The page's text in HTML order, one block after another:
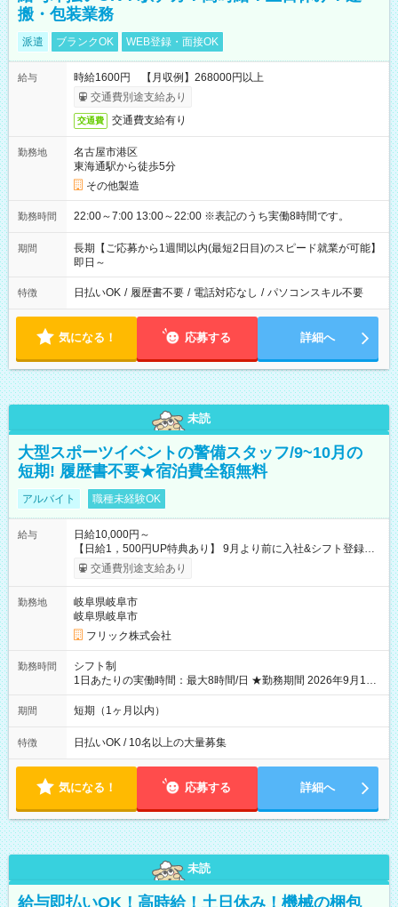
搬・包装業務
派遣 ブランクOK WEB登録・面接OK
給与
時給1600円 【月収例】268000円以上
交通費別途支給あり
交通費 交通費支給有り
勤務地
名古屋市港区
東海通駅から徒歩5分
その他製造
勤務時間 22:00～7:00 13:00～22:00 ※表記のうち実働8時間です。
期間
長期【ご応募から1週間以内(最短2日目)のスピード就業が可能】
即日～
特徴 日払いOK / 履歴書不要 / 電話対応なし / パソコンスキル不要
気になる！ 応募する 詳細へ
未読
大型スポーツイベントの警備スタッフ/9~10月の
短期! 履歴書不要★宿泊費全額無料
アルバイト 職種未経験OK
給与
日給10,000円～
【日給1，500円UP特典あり】 9月より前に入社&シフト登録す
ると 期間中(9/16~10/23) の日給がUP! 日給1万1500円でしっか
り稼げます♪ 【試用期間】試用期間なし
交通費別途支給あり
勤務地
岐阜県岐阜市
岐阜県岐阜市
フリック株式会社
勤務時間
シフト制
1日あたりの実働時間：最大8時間/日 ★勤務期間 2026年9月16
日~2026年10月23日 短期勤務OK! 期間中フル勤務できる方優遇
※週3~5日勤務(勤務日数応相談) ※期間前から勤務スタートも可
り ※夜勤シフトあり
期間 短期（1ヶ月以内）
特徴 日払いOK / 10名以上の大量募集
気になる！ 応募する 詳細へ
未読
給与即払いOK！高時給！土日休み！機械の梱包